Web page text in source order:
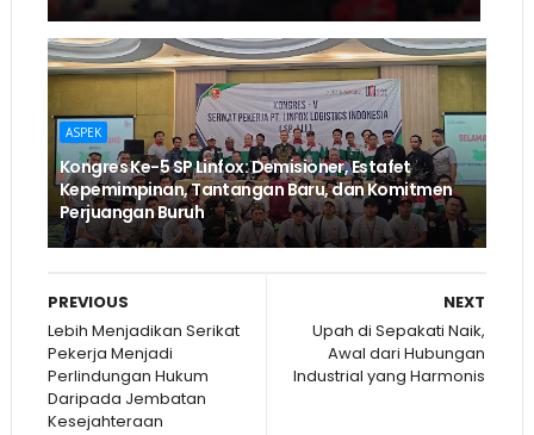
ASPEK
Kongres Ke-5 SP Linfox: Demisioner, Estafet
Kepemimpinan, Tantangan Baru, dan Komitmen
Perjuangan Buruh
NEXT
Upah di Sepakati Naik,
Awal dari Hubungan
Industrial yang Harmonis
PREVIOUS
Lebih Menjadikan Serikat
Pekerja Menjadi
Perlindungan Hukum
Daripada Jembatan
Kesejahteraan